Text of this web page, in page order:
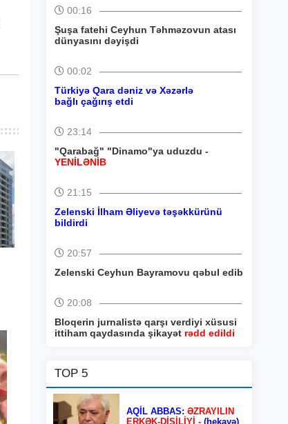
00:16
Şuşa fatehi Ceyhun Təhməzovun atası
dünyasını dəyişdi
00:02
Türkiyə Qara dəniz və Xəzərlə
bağlı çağırış etdi
23:14
"Qarabağ" "Dinamo"ya uduzdu -
YENİLƏNİB
21:15
Zelenski İlham Əliyevə təşəkkürünü
bildirdi
20:57
Zelenski Ceyhun Bayramovu qəbul edib
20:08
Bloqerin jurnalistə qarşı verdiyi xüsusi
ittiham qaydasında şikayət rədd edildi
TOP 5
AQİL ABBAS: ƏZRAYILIN
ERKƏK-DİŞİLİYİ - (hekayə)